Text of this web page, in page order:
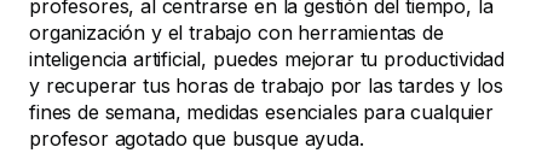
profesores, al centrarse en la gestión del tiempo, la
organización y el trabajo con herramientas de
inteligencia artificial, puedes mejorar tu productividad
y recuperar tus horas de trabajo por las tardes y los
fines de semana, medidas esenciales para cualquier
profesor agotado que busque ayuda.